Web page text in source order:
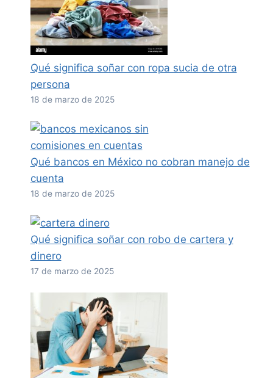
Qué significa soñar con ropa sucia de otra
persona
18 de marzo de 2025
Qué bancos en México no cobran manejo de
cuenta
18 de marzo de 2025
Qué significa soñar con robo de cartera y
dinero
17 de marzo de 2025